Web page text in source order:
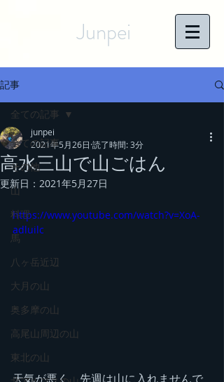
Junpei
記事
全ての記事
その他
山
料理
馬
八ヶ岳近辺
大月の山
奥多摩の山
高尾山周辺の山
東北の山
全ての記事
高水三山で山ごはん
junpei
2021年5月26日 読了時間: 3分
更新日： 2021年5月27日
https://www.youtube.com/watch?v=XoA-
adluilc
天気が悪く、先週は山に入れませんで